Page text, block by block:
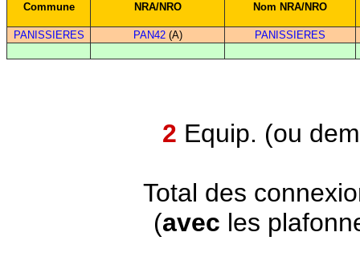
Commune NRA/NRO Nom NRA/NRO
PANISSIERES PAN42(A) PANISSIERES
2 Equip. (ou
Total des
(avec les